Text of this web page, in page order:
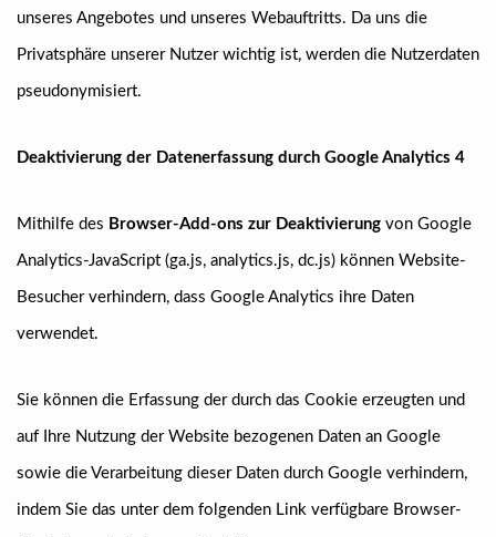
unseres Angebotes und unseres Webauftritts. Da uns die
Privatsphäre unserer Nutzer wichtig ist, werden die Nutzerdaten
pseudonymisiert.
Deaktivierung der Datenerfassung durch Google Analytics 4
Mithilfe des Browser-Add-ons zur Deaktivierung von Google
Analytics-JavaScript (ga.js, analytics.js, dc.js) können Website-
Besucher verhindern, dass Google Analytics ihre Daten
verwendet.
Sie können die Erfassung der durch das Cookie erzeugten und
auf Ihre Nutzung der Website bezogenen Daten an Google
sowie die Verarbeitung dieser Daten durch Google verhindern,
indem Sie das unter dem folgenden Link verfügbare Browser-